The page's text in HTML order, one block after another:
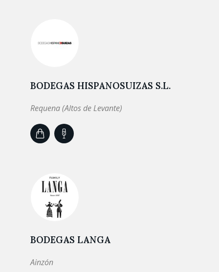
BODEGAS HISPANOSUIZAS S.L.
Requena (Altos de Levante)
BODEGAS LANGA
Ainzón